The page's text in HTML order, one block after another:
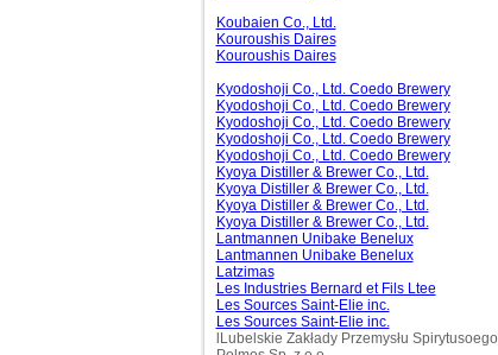
Koubaien Co., Ltd.
Kouroushis Daires
Kouroushis Daires
Kyodoshoji Co., Ltd. Coedo Brewery
Kyodoshoji Co., Ltd. Coedo Brewery
Kyodoshoji Co., Ltd. Coedo Brewery
Kyodoshoji Co., Ltd. Coedo Brewery
Kyodoshoji Co., Ltd. Coedo Brewery
Kyoya Distiller & Brewer Co., Ltd.
Kyoya Distiller & Brewer Co., Ltd.
Kyoya Distiller & Brewer Co., Ltd.
Kyoya Distiller & Brewer Co., Ltd.
Lantmannen Unibake Benelux
Lantmannen Unibake Benelux
Latzimas
Les Industries Bernard et Fils Ltee
Les Sources Saint-Elie inc.
Les Sources Saint-Elie inc.
lLubelskie Zakłady Przemysłu Spirytusoego